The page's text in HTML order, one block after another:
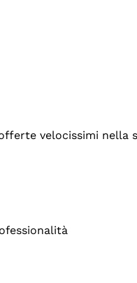
velocissimi nella